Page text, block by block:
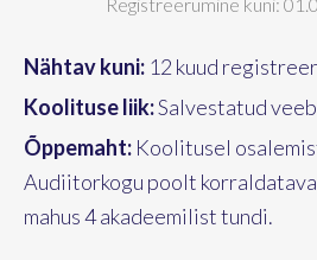
Nähtav kuni: 12 kuud
Koolituse liik:Salvestatud
Õppemaht: Koolitusel
Audiitorkogu poolt
mahus 4 akadeemilist tundi.